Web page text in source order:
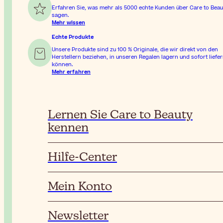
Erfahren Sie, was mehr als 5000 echte Kunden über Care to
sagen.
Mehr wissen
Echte Produkte
Unsere Produkte sind zu 100 % Originale, die wir direkt von den
Herstellern beziehen, in unseren Regalen lagern und sofort
können.
Mehr erfahren
Lernen Sie Care to Beauty
kennen
Hilfe-Center
Mein Konto
Newsletter